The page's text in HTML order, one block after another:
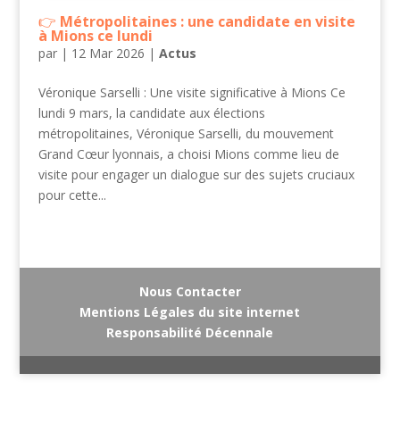
Métropolitaines : une candidate en visite
à Mions ce lundi
par | 12 Mar 2026 | Actus
Véronique Sarselli : Une visite significative à Mions Ce
lundi 9 mars, la candidate aux élections
métropolitaines, Véronique Sarselli, du mouvement
Grand Cœur lyonnais, a choisi Mions comme lieu de
visite pour engager un dialogue sur des sujets cruciaux
pour cette...
Nous Contacter
Mentions Légales du site internet
Responsabilité Décennale